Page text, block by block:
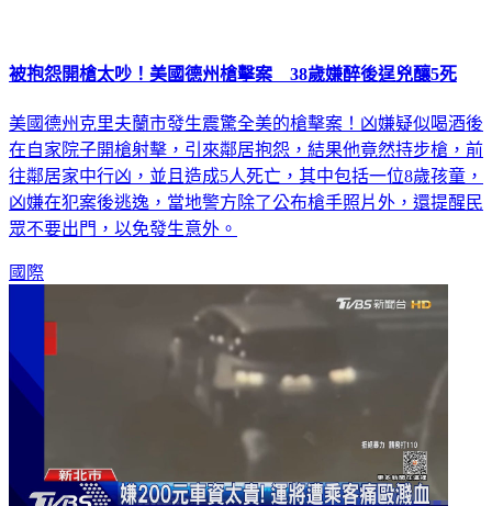
被抱怨開槍太吵！美國德州槍擊案 38歲嫌醉後逞兇釀5死
美國德州克里夫蘭市發生震驚全美的槍擊案！凶嫌疑似喝酒後
在自家院子開槍射擊，引來鄰居抱怨，結果他竟然持步槍，前
往鄰居家中行凶，並且造成5人死亡，其中包括一位8歲孩童，
凶嫌在犯案後逃逸，當地警方除了公布槍手照片外，還提醒民
眾不要出門，以免發生意外。
國際